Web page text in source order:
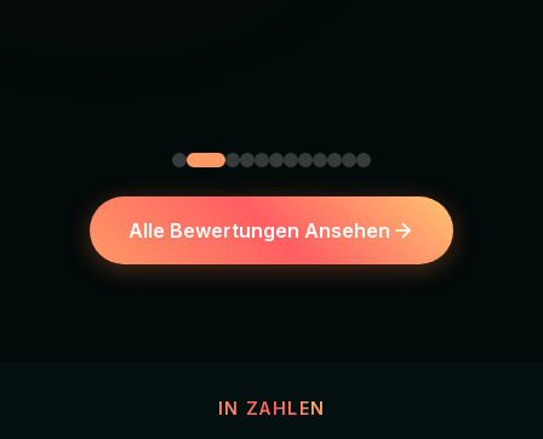
Alle Bewertungen Ansehen
IN ZAHLEN